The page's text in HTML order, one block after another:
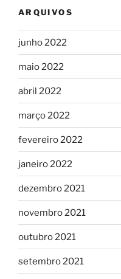
ARQUIVOS
junho 2022
maio 2022
abril 2022
março 2022
fevereiro 2022
janeiro 2022
dezembro 2021
novembro 2021
outubro 2021
setembro 2021